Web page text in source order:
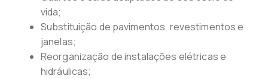
vida;
Substituição de pavimentos, revestimentos e
janelas;
Reorganização de instalações elétricas e
hidráulicas;